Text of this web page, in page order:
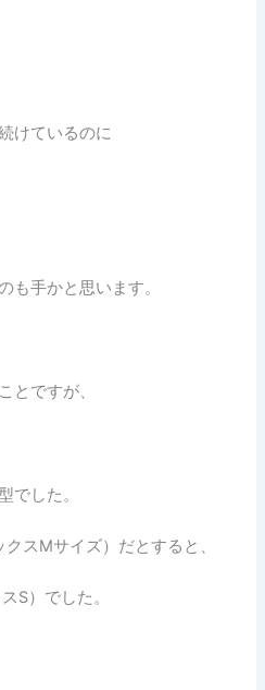
けているのに
も手かと思います。
とですが、
でした。
スMサイズ）だとすると、
S）でした。